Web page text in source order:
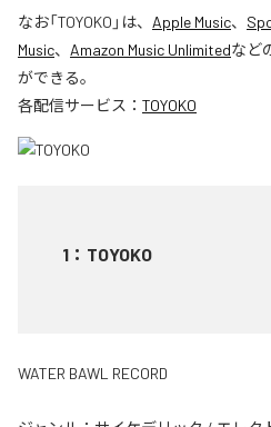
なお「TOYOKO 」は、 Apple Music、
Music、 Amazon Music Unlimitedなど
ができる。
各配信サービス： TOYOKO
1 ： TOYOKO
WATER BAWL RECORD